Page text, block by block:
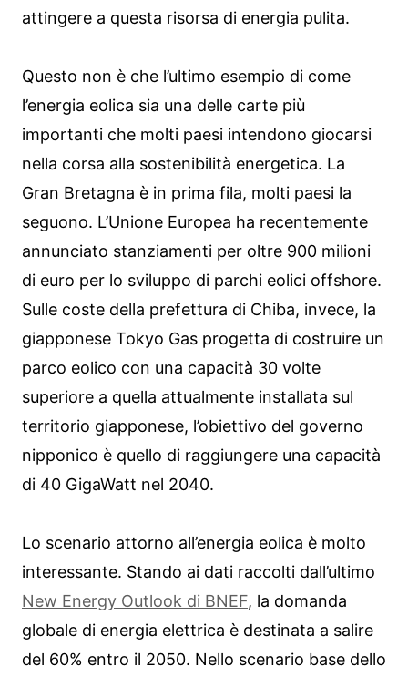
attingere a questa risorsa di energia pulita.
Questo non è che l’ultimo esempio di come
l’energia eolica sia una delle carte più
importanti che molti paesi intendono giocarsi
nella corsa alla sostenibilità energetica. La
Gran Bretagna è in prima fila, molti paesi la
seguono. L’Unione Europea ha recentemente
annunciato stanziamenti per oltre 900 milioni
di euro per lo sviluppo di parchi eolici offshore.
Sulle coste della prefettura di Chiba, invece, la
giapponese Tokyo Gas progetta di costruire un
parco eolico con una capacità 30 volte
superiore a quella attualmente installata sul
territorio giapponese, l’obiettivo del governo
nipponico è quello di raggiungere una capacità
di 40 GigaWatt nel 2040.
Lo scenario attorno all’energia eolica è molto
interessante. Stando ai dati raccolti dall’ultimo
New Energy Outlook di BNEF, la domanda
globale di energia elettrica è destinata a salire
del 60% entro il 2050. Nello scenario base dello